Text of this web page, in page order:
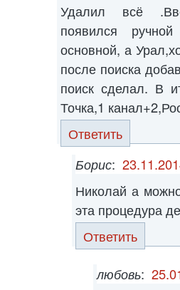
Удалил всё
появился
основной, а
после поиска
поиск сделал. В
Точка,1
Ответить
Борис:
Николай а
эта процедура
Ответить
любовь: